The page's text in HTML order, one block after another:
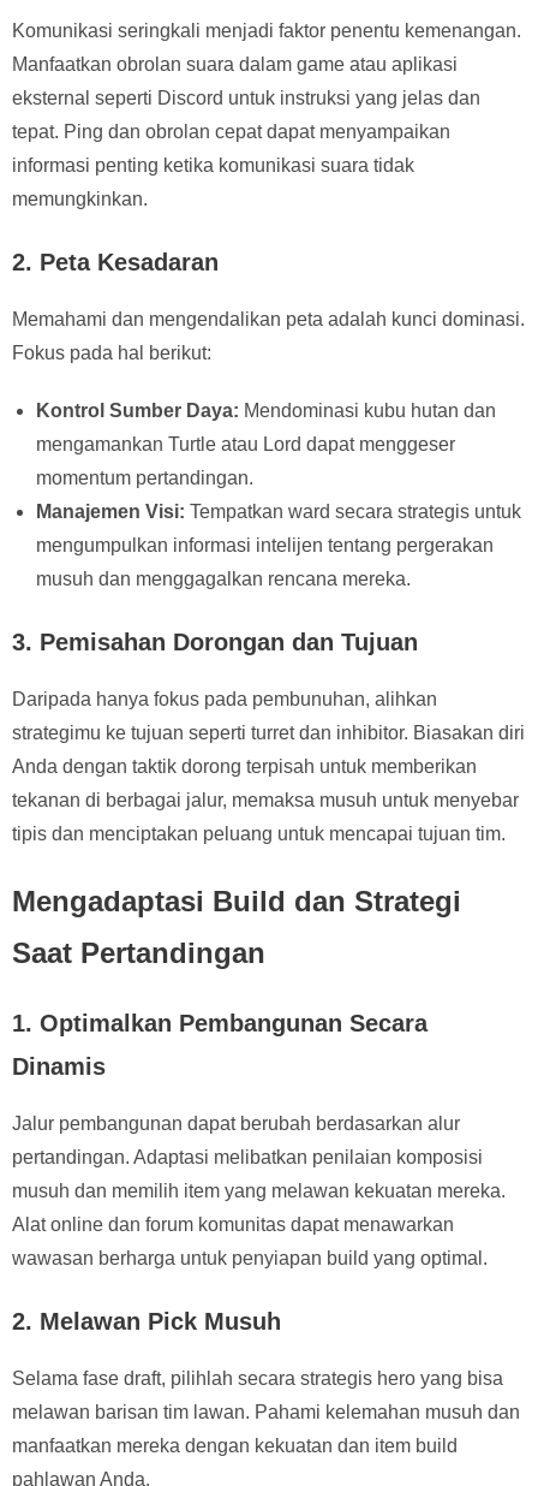
Komunikasi seringkali menjadi faktor penentu kemenangan.
Manfaatkan obrolan suara dalam game atau aplikasi
eksternal seperti Discord untuk instruksi yang jelas dan
tepat. Ping dan obrolan cepat dapat menyampaikan
informasi penting ketika komunikasi suara tidak
memungkinkan.
2. Peta Kesadaran
Memahami dan mengendalikan peta adalah kunci dominasi.
Fokus pada hal berikut:
Kontrol Sumber Daya: Mendominasi kubu hutan dan
mengamankan Turtle atau Lord dapat menggeser
momentum pertandingan.
Manajemen Visi: Tempatkan ward secara strategis untuk
mengumpulkan informasi intelijen tentang pergerakan
musuh dan menggagalkan rencana mereka.
3. Pemisahan Dorongan dan Tujuan
Daripada hanya fokus pada pembunuhan, alihkan
strategimu ke tujuan seperti turret dan inhibitor. Biasakan diri
Anda dengan taktik dorong terpisah untuk memberikan
tekanan di berbagai jalur, memaksa musuh untuk menyebar
tipis dan menciptakan peluang untuk mencapai tujuan tim.
Mengadaptasi Build dan Strategi
Saat Pertandingan
1. Optimalkan Pembangunan Secara
Dinamis
Jalur pembangunan dapat berubah berdasarkan alur
pertandingan. Adaptasi melibatkan penilaian komposisi
musuh dan memilih item yang melawan kekuatan mereka.
Alat online dan forum komunitas dapat menawarkan
wawasan berharga untuk penyiapan build yang optimal.
2. Melawan Pick Musuh
Selama fase draft, pilihlah secara strategis hero yang bisa
melawan barisan tim lawan. Pahami kelemahan musuh dan
manfaatkan mereka dengan kekuatan dan item build
pahlawan Anda.